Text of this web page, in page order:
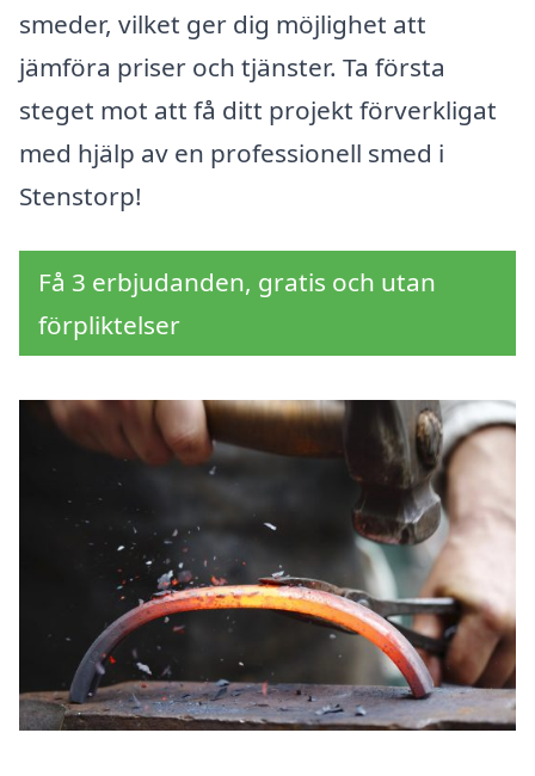
smeder, vilket ger dig möjlighet att
jämföra priser och tjänster. Ta första
steget mot att få ditt projekt förverkligat
med hjälp av en professionell smed i
Stenstorp!
Få 3 erbjudanden, gratis och utan
förpliktelser